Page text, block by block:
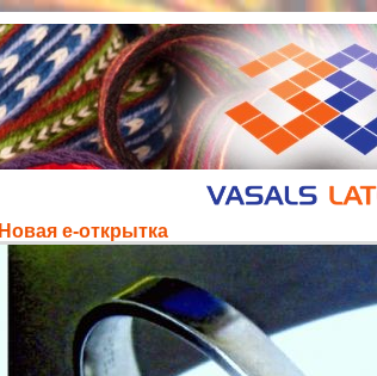
Новая е-открытка